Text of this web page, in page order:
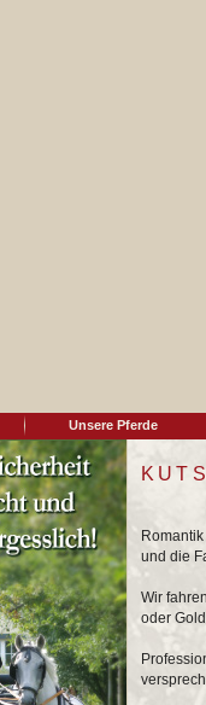
Unsere Pferde
und die
Wir
oder